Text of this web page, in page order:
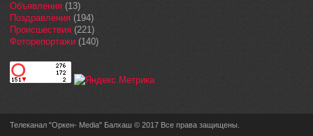
Объявления (13)
Поздравления (194)
Происшествия (221)
Фоторепортажи (140)
Телеканал "Оркен- Media" Балхаш © 2017 Все права защищены.